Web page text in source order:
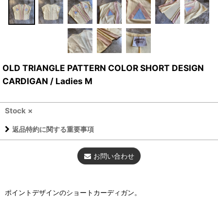
OLD TRIANGLE PATTERN COLOR SHORT DESIGN
CARDIGAN / Ladies M
Stock ×
返品特約に関する重要事項
お問い合わせ
ポイントデザインのショートカーディガン。